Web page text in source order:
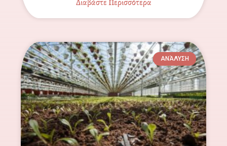
Διαβάστε Περισσότερα
ΑΝΆΛΥΣΗ